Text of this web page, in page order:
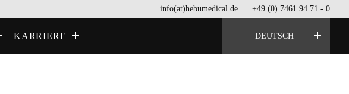
info(at)hebumedical.de +49 (0) 7461 94 71 - 0
KARRIERE DEUTSCH